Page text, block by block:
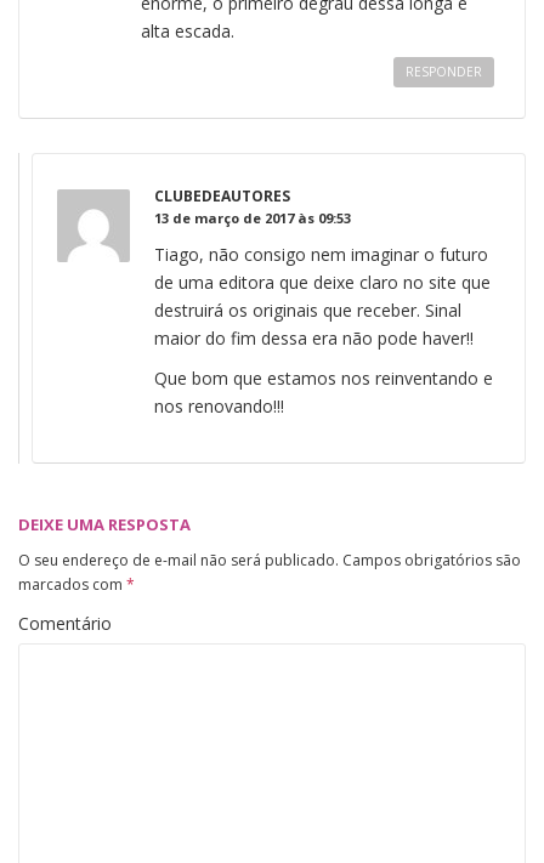
alta escada.
RESPONDER
CLUBEDEAUTORES
13 de março de 2017 às 09:53
Tiago, não consigo nem imaginar o futuro
de uma editora que deixe claro no site que
destruirá os originais que receber. Sinal
maior do fim dessa era não pode haver!!
Que bom que estamos nos reinventando e
nos renovando!!!
DEIXE UMA RESPOSTA
O seu endereço de e-mail não será publicado. Campos obrigatórios são
marcados com *
Comentário